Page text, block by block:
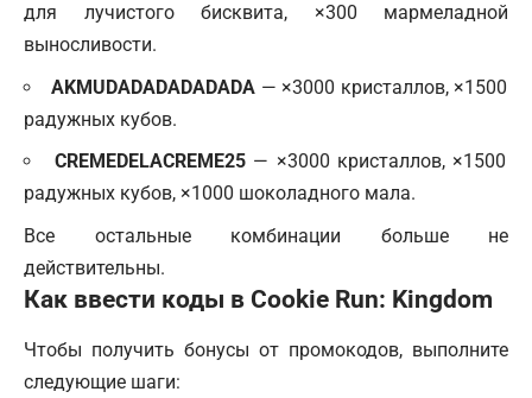
для лучистого бисквита, ×300 мармеладной
выносливости.
AKMUDADADADADADA — ×3000 кристаллов, ×1500
радужных кубов.
CREMEDELACREME25 — ×3000 кристаллов, ×1500
радужных кубов, ×1000 шоколадного мала.
Все остальные комбинации больше не
действительны.
Как ввести коды в Cookie Run: Kingdom
Чтобы получить бонусы от промокодов, выполните
следующие шаги: